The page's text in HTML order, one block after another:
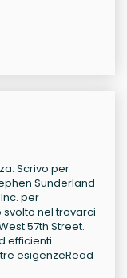
Scrivo per
Sunderland
per
nel trovarci
57th Street.
efficienti
esigenzeRead